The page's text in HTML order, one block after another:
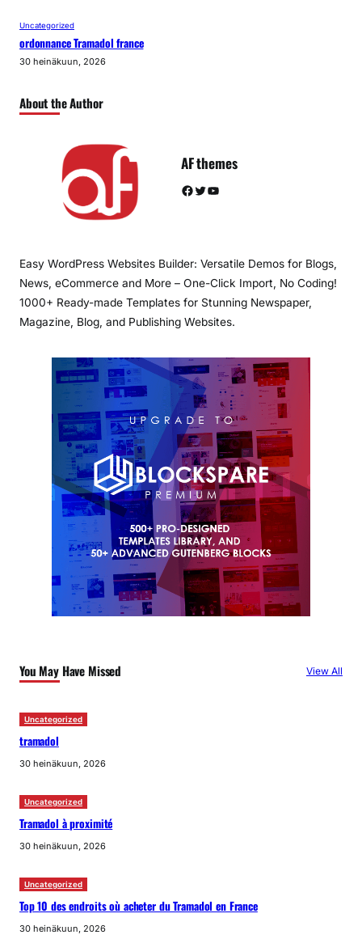
Uncategorized
ordonnance Tramadol france
30 heinäkuun, 2026
About the Author
AF themes
Facebook Twitter YouTube
Easy WordPress Websites Builder: Versatile Demos for Blogs,
News, eCommerce and More – One-Click Import, No Coding!
1000+ Ready-made Templates for Stunning Newspaper,
Magazine, Blog, and Publishing Websites.
You May Have Missed View All
Uncategorized
tramadol
30 heinäkuun, 2026
Uncategorized
Tramadol à proximité
30 heinäkuun, 2026
Uncategorized
Top 10 des endroits où acheter du Tramadol en France
30 heinäkuun, 2026